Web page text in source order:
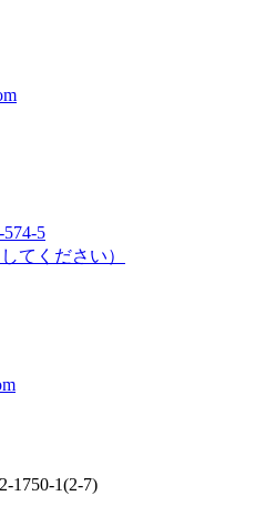
5
てください）
1750-1(2-7)